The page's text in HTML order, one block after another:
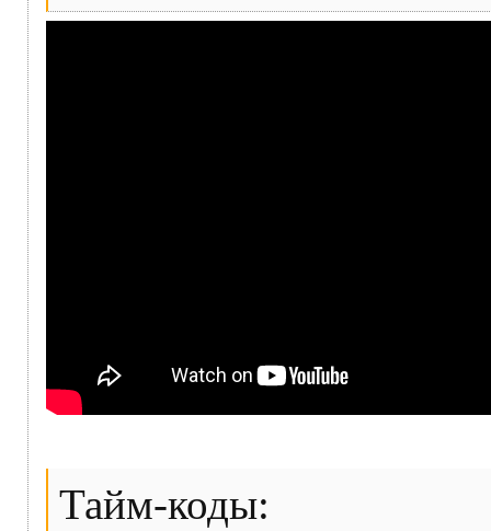
Тайм-коды: